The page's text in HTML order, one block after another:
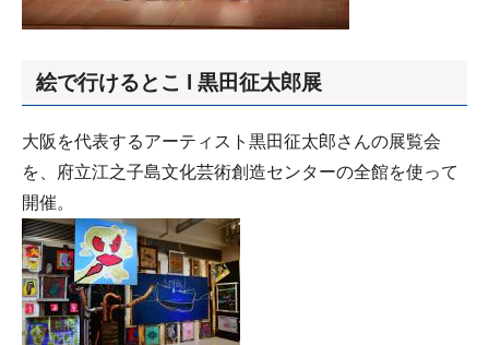
絵で行けるとこ l 黒田征太郎展
大阪を代表するアーティスト黒田征太郎さんの展覧会
を、府立江之子島文化芸術創造センターの全館を使って
開催。